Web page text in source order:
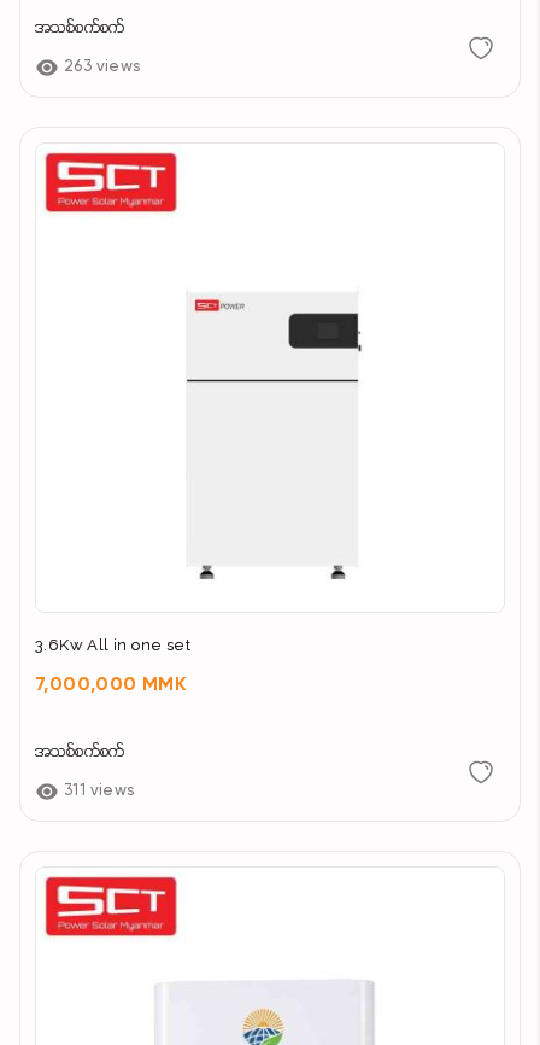
အသစ်စက်စက်
263 views
3.6Kw All in one set
7,000,000 MMK
အသစ်စက်စက်
311 views